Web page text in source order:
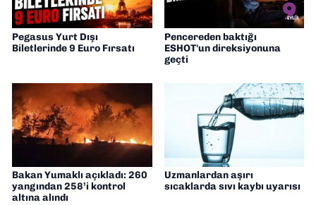
Pegasus Yurt Dışı
Biletlerinde 9 Euro Fırsatı
Pencereden baktığı
ESHOT'un direksiyonuna
geçti
Bakan Yumaklı açıkladı: 260
yangından 258’i kontrol
altına alındı
Uzmanlardan aşırı
sıcaklarda sıvı kaybı uyarısı